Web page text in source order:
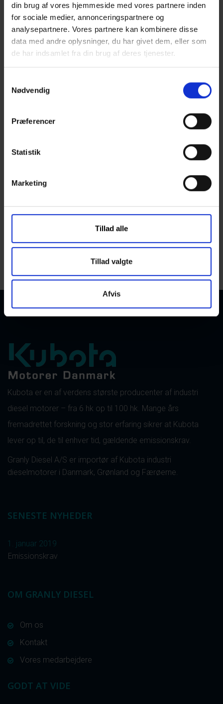
din brug af vores hjemmeside med vores partnere inden
for sociale medier, annonceringspartnere og
analysepartnere. Vores partnere kan kombinere disse
data med andre oplysninger, du har givet dem, eller som
de har indsamlet fra din brug af deres tjenester.
Nødvendig
Præferencer
Statistik
Marketing
Tillad alle
Tillad valgte
Afvis
Telefon nr.
E-mail (kontaktperson)
Kubota er en af verdens største producenter af industri
diesel motorer – fra 6 hk op til 100 hk. Mange års
fremadrettet forskning og stor erfaring sikrer at Kubota
lever op til, de til enhver tid, gældende emissionskrav.
Granly Diesel A/S er importør af Kubota industri
dieselmotorer i Danmark, Grønland og Færøerne.
SENESTE NYHEDER
1. januar 2019
Emissionskrav
OM GRANLY DIESEL
Om os
Kontakt
Vores medarbejdere
GODT AT VIDE